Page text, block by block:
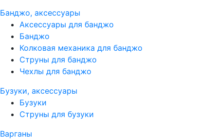
Банджо, аксессуары
Аксессуары для банджо
Банджо
Колковая механика для банджо
Струны для банджо
Чехлы для банджо
Бузуки, аксессуары
Бузуки
Струны для бузуки
Варганы